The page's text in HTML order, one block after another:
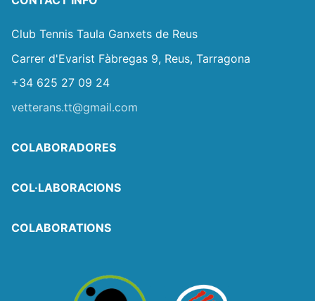
Club Tennis Taula Ganxets de Reus
Carrer d'Evarist Fàbregas 9, Reus, Tarragona
+34 625 27 09 24
vetterans.tt@gmail.com
COLABORADORES
COL·LABORACIONS
COLABORATIONS